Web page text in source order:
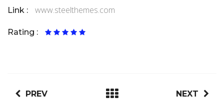
Link : www.steelthemes.com
Rating :
PREV NEXT